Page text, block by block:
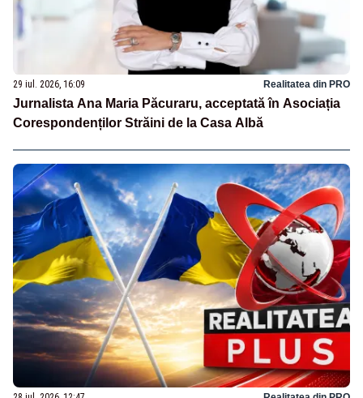
29 iul. 2026, 16:09 Realitatea din PRO
Jurnalista Ana Maria Păcuraru, acceptată în Asociația
Corespondenților Străini de la Casa Albă